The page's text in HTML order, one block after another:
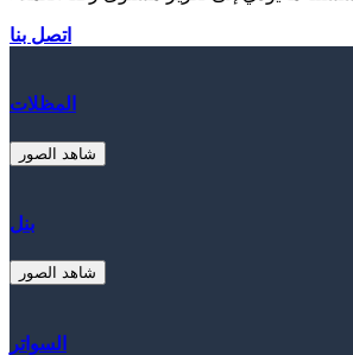
اتصل بنا
المظلات
شاهد الصور
بنل
شاهد الصور
السواتر